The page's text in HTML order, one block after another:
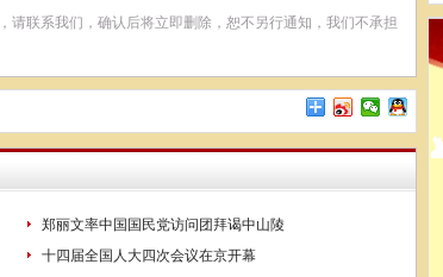
请联系我们，确认后将立即删除，恕不另行通知，我们不承担
郑丽文率中国国民党访问团拜谒中山陵
十四届全国人大四次会议在京开幕